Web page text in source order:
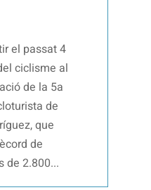
el passat 4
ciclisme al
de la 5a
de
que
de
de 2.800...